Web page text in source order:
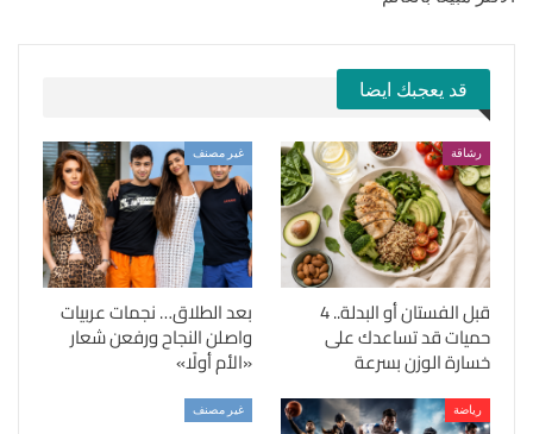
قد يعجبك ايضا
رشاقة
قبل الفستان أو البدلة.. 4
حميات قد تساعدك على
خسارة الوزن بسرعة
غير مصنف
بعد الطلاق… نجمات عربيات
واصلن النجاح ورفعن شعار
«الأم أولًا»
رياضة غير مصنف